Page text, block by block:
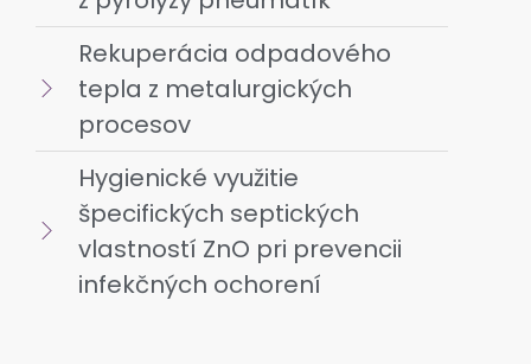
Rekuperácia odpadového
tepla z metalurgických
procesov
Hygienické využitie
špecifických septických
vlastností ZnO pri prevencii
infekčných ochorení